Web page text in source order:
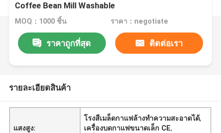
Coffee Bean Mill Washable
MOQ：1000 ชิ้น ราคา：negotiate
ราคาถูกที่สุด ติดต่อเรา
รายละเอียดสินค้า
แสงสูง:
โรงสีเมล็ดกาแฟล้างทำความสะอาดได้,
เครื่องบดกาแฟขนาดเล็ก CE,